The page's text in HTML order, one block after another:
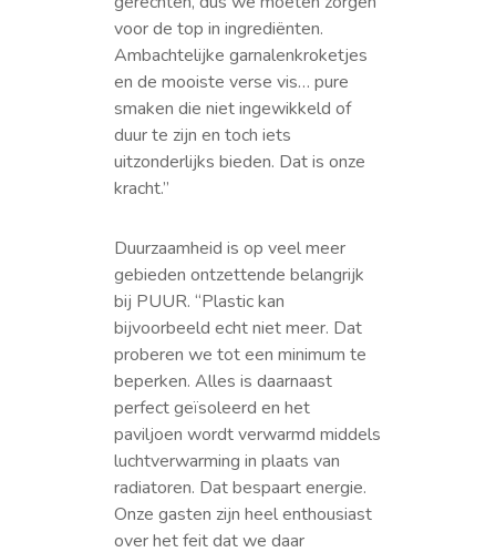
voor de top in ingrediënten.
Ambachtelijke garnalenkroketjes
en de mooiste verse vis… pure
smaken die niet ingewikkeld of
duur te zijn en toch iets
uitzonderlijks bieden. Dat is onze
kracht.”
Duurzaamheid is op veel meer
gebieden ontzettende belangrijk
bij PUUR. “Plastic kan
bijvoorbeeld echt niet meer. Dat
proberen we tot een minimum te
beperken. Alles is daarnaast
perfect geïsoleerd en het
paviljoen wordt verwarmd middels
luchtverwarming in plaats van
radiatoren. Dat bespaart energie.
Onze gasten zijn heel enthousiast
over het feit dat we daar